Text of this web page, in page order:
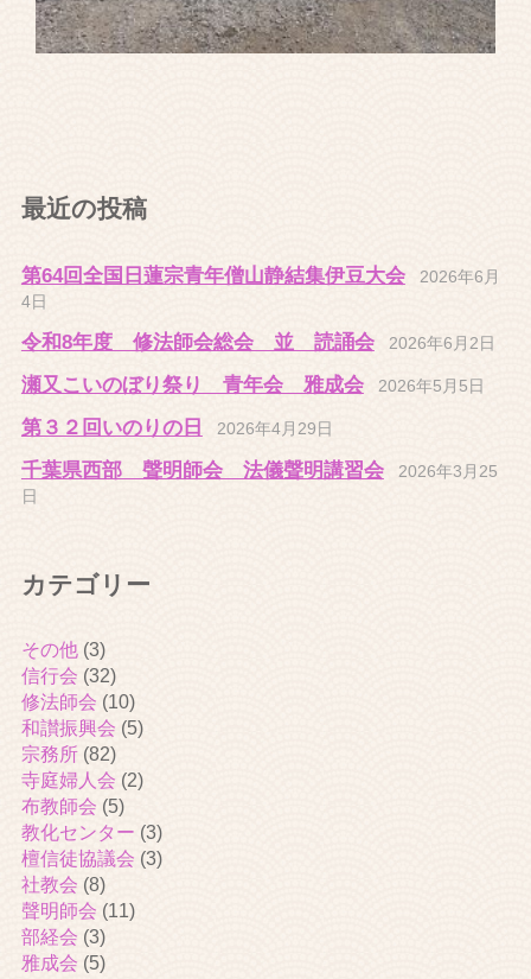
最近の投稿
第64回全国日蓮宗青年僧山静結集伊豆大会
2026年6月
4日
令和8年度 修法師会総会 並 読誦会 2026年6月2日
瀬又こいのぼり祭り 青年会 雅成会 2026年5月5日
第３２回いのりの日 2026年4月29日
千葉県西部 聲明師会 法儀聲明講習会
2026年3月25
日
カテゴリー
その他(3)
信行会 (32)
修法師会 (10)
和讃振興会 (5)
宗務所(82)
寺庭婦人会 (2)
布教師会 (5)
教化センター (3)
檀信徒協議会 (3)
社教会 (8)
聲明師会 (11)
部経会 (3)
雅成会 (5)